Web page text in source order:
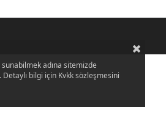
adına sitemizde
bilgi için Kvkk sözleşmesini